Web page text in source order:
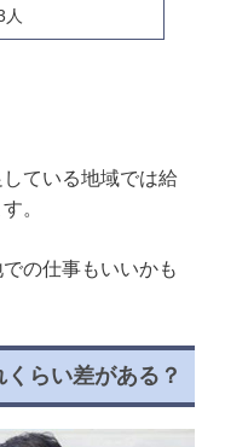
人
ている地域では給
。
の仕事もいいかも
らい差がある？